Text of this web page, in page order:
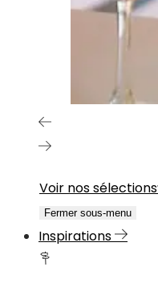
Voir nos sélections
Fermer sous-menu
Inspirations